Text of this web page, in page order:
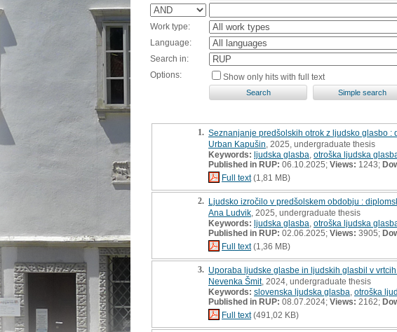
Work type:
Language:
Search in:
Options:
Show only hits with full text
1. Seznanjanje predšolskih otrok z ljudsko glasbo :
Urban Kapušin , 2025, undergraduate thesis
Keywords: ljudska glasba otroška ljudska
Published in RUP: 06.10.2025; Views: 1243;
Full text(1,81 MB)
2. Ljudsko izročilo v predšolskem obdobju :
Ana Ludvik , 2025, undergraduate thesis
Keywords: ljudska glasba otroška ljudska
Published in RUP: 02.06.2025; Views: 3905;
Full text(1,36 MB)
3. Uporaba ljudske glasbe in ljudskih glasbil v
Nevenka Šmit, 2024, undergraduate thesis
Keywords: slovenska ljudska glasba otroška
Published in RUP: 08.07.2024; Views: 2162;
Full text(491,02 KB)